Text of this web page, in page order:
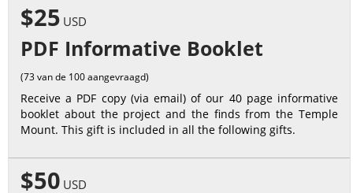
$25 USD
PDF Informative Booklet
(73 van de 100 aangevraagd)
Receive a PDF copy (via email) of our 40 page informative
booklet about the project and the finds from the Temple
Mount. This gift is included in all the following gifts.
$50 USD